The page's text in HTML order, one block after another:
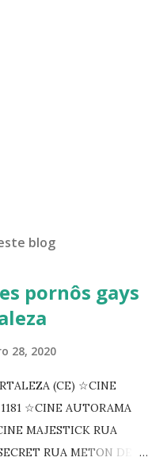
blog
pornôs gays
28, 2020
(CE) ☆CINE
☆CINE AUTORAMA
MAJESTICK RUA
RUA METON DE